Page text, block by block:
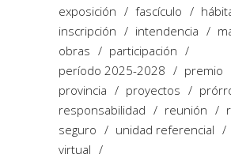
exposición
fascículo
inscripción
intendencia
obras
participación
período 2025-2028
premio
provincia
proyectos
responsabilidad
reunión
seguro
unidad referencial
virtual